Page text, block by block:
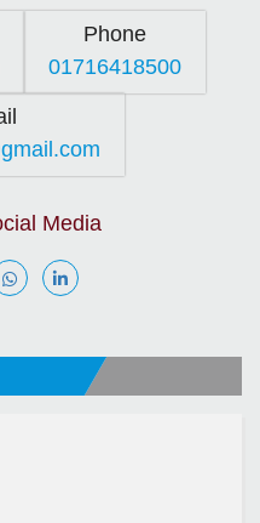
Phone
01716418500
Media